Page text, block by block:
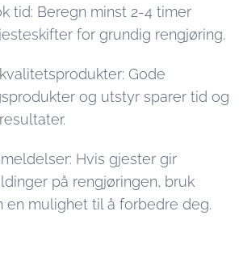
tid: Beregn minst 2-4 timer
for grundig rengjøring.
Gode
og utstyr sparer tid og
Hvis gjester gir
på rengjøringen, bruk
en mulighet til å forbedre deg.